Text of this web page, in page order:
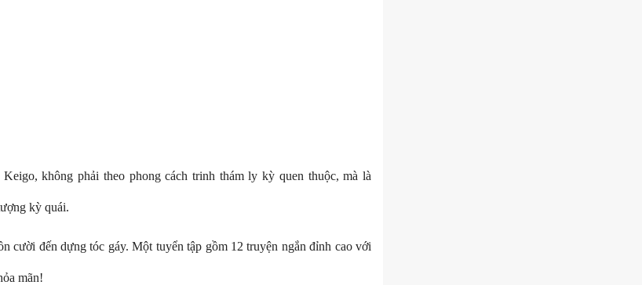
không phải theo phong cách trinh thám ly kỳ quen thuộc, mà là
kỳ quái.
cười đến dựng tóc gáy. Một tuyển tập gồm 12 truyện ngắn đỉnh cao với
mãn!